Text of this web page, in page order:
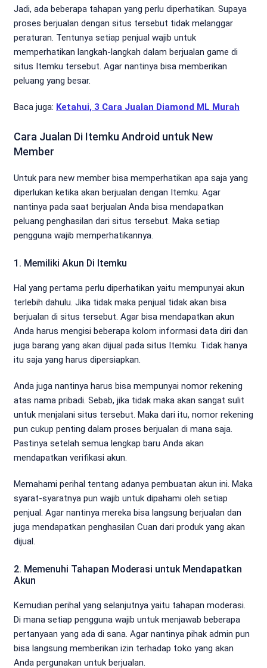
Jadi, ada beberapa tahapan yang perlu diperhatikan. Supaya
proses berjualan dengan situs tersebut tidak melanggar
peraturan. Tentunya setiap penjual wajib untuk
memperhatikan langkah-langkah dalam berjualan game di
situs Itemku tersebut. Agar nantinya bisa memberikan
peluang yang besar.
Baca juga: Ketahui, 3 Cara Jualan Diamond ML Murah
Cara Jualan Di Itemku Android untuk New
Member
Untuk para new member bisa memperhatikan apa saja yang
diperlukan ketika akan berjualan dengan Itemku. Agar
nantinya pada saat berjualan Anda bisa mendapatkan
peluang penghasilan dari situs tersebut. Maka setiap
pengguna wajib memperhatikannya.
1. Memiliki Akun Di Itemku
Hal yang pertama perlu diperhatikan yaitu mempunyai akun
terlebih dahulu. Jika tidak maka penjual tidak akan bisa
berjualan di situs tersebut. Agar bisa mendapatkan akun
Anda harus mengisi beberapa kolom informasi data diri dan
juga barang yang akan dijual pada situs Itemku. Tidak hanya
itu saja yang harus dipersiapkan.
Anda juga nantinya harus bisa mempunyai nomor rekening
atas nama pribadi. Sebab, jika tidak maka akan sangat sulit
untuk menjalani situs tersebut. Maka dari itu, nomor rekening
pun cukup penting dalam proses berjualan di mana saja.
Pastinya setelah semua lengkap baru Anda akan
mendapatkan verifikasi akun.
Memahami perihal tentang adanya pembuatan akun ini. Maka
syarat-syaratnya pun wajib untuk dipahami oleh setiap
penjual. Agar nantinya mereka bisa langsung berjualan dan
juga mendapatkan penghasilan Cuan dari produk yang akan
dijual.
2. Memenuhi Tahapan Moderasi untuk Mendapatkan
Akun
Kemudian perihal yang selanjutnya yaitu tahapan moderasi.
Di mana setiap pengguna wajib untuk menjawab beberapa
pertanyaan yang ada di sana. Agar nantinya pihak admin pun
bisa langsung memberikan izin terhadap toko yang akan
Anda pergunakan untuk berjualan.